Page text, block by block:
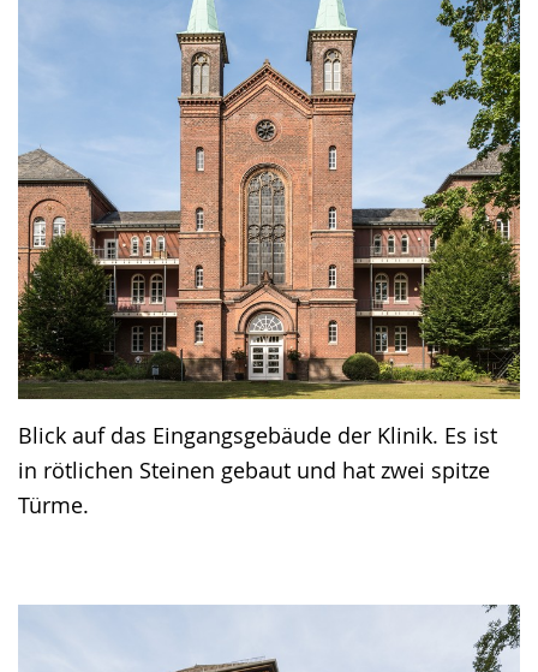
Blick auf das Eingangsgebäude der Klinik. Es ist
in rötlichen Steinen gebaut und hat zwei spitze
Türme.